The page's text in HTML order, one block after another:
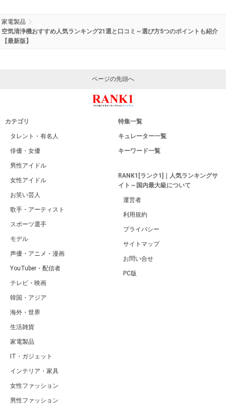
家電製品
空気清浄機おすすめ人気ランキング21選と口コミ～選び方5つのポイントも紹介
【最新版】
ページの先頭へ
カテゴリ
タレント・有名人
俳優・女優
男性アイドル
女性アイドル
お笑い芸人
歌手・アーティスト
スポーツ選手
モデル
声優・アニメ・漫画
YouTuber・配信者
テレビ・映画
韓国・アジア
海外・世界
生活雑貨
家電製品
IT・ガジェット
インテリア・家具
女性ファッション
男性ファッション
特集一覧
キュレーター一覧
キーワード一覧
RANK1[ランク1]｜人気ランキングサ
イト～国内最大級について
運営者
利用規約
プライバシー
サイトマップ
お問い合せ
PC版